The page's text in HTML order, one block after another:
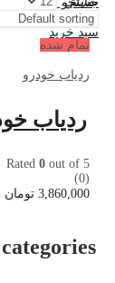
0
سبد خرید
تمام شده
ردیاب خودرو
ردیاب
Rated 0 out of 5
(0)
3,860,000 تومان